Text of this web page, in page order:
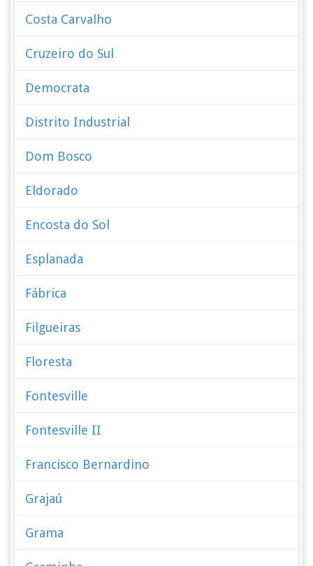
Costa Carvalho
Cruzeiro do Sul
Democrata
Distrito Industrial
Dom Bosco
Eldorado
Encosta do Sol
Esplanada
Fábrica
Filgueiras
Floresta
Fontesville
Fontesville II
Francisco Bernardino
Grajaú
Grama